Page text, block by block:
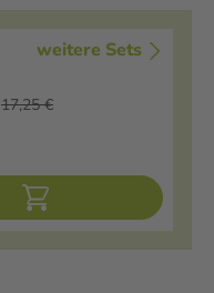
weitere Sets
17,25 €